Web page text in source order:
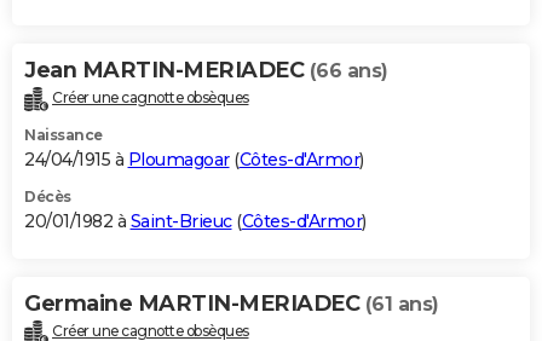
Jean MARTIN-MERIADEC (66 ans)
Créer une cagnotte obsèques
Naissance
24/04/1915 à Ploumagoar(Côtes-d'Armor)
Décès
20/01/1982 à Saint-Brieuc(Côtes-d'Armor)
Germaine MARTIN-MERIADEC (61 ans)
Créer une cagnotte obsèques